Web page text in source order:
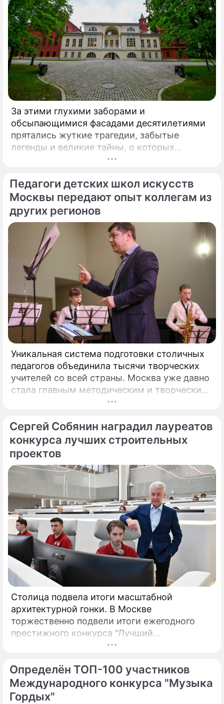
За этими глухими заборами и
обсыпающимися фасадами десятилетиями
прятались жуткие трагедии, забытые
легенды и великие тайны, о которых
миллионы прохожих даже не догадывались.
Педагоги детских школ искусств
Москвы передают опыт коллегам из
других регионов
Уникальная система подготовки столичных
педагогов объединила тысячи творческих
учителей со всей страны. Москва уже давно
стала главным методическим и творческим
центром России, где рождаются самые
талантов.
Сергей Собянин наградил лауреатов
конкурса лучших строительных
проектов
Столица подвела итоги масштабной
архитектурной гонки. В Москве
торжественно подвели итоги ежегодного
престижного конкурса "Лучший
реализованный проект в области
Определён ТОП-100 участников
Международного конкурса "Музыка
Гордых"